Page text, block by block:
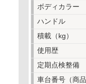
ボディカラー
ハンドル
積載（kg）
使用歴
定期点検整備
車台番号（商品